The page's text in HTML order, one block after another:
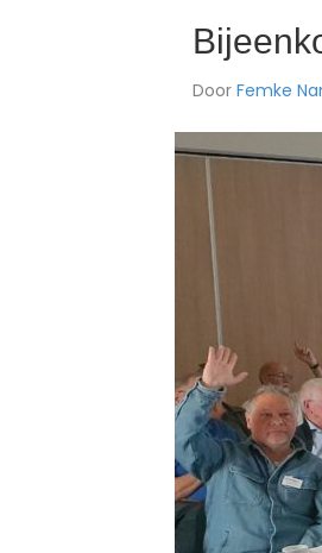
Door Femke